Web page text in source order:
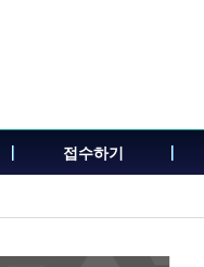
접수하기